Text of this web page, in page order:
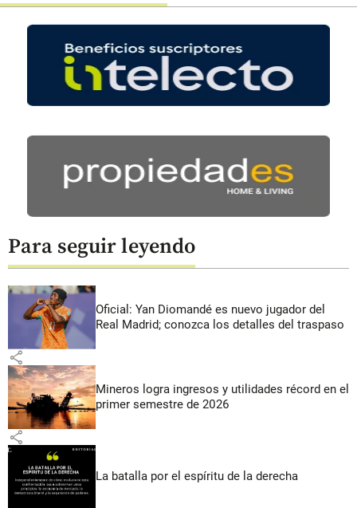
Para seguir leyendo
Oficial: Yan Diomandé es nuevo jugador del
Real Madrid; conozca los detalles del traspaso
share
Mineros logra ingresos y utilidades récord en el
primer semestre de 2026
share
La batalla por el espíritu de la derecha